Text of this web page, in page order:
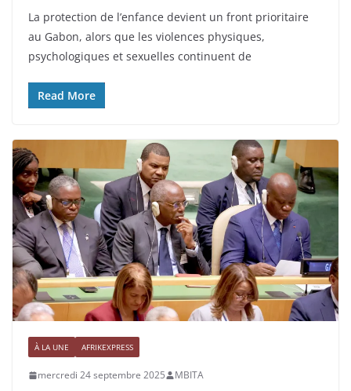
La protection de l’enfance devient un front prioritaire
au Gabon, alors que les violences physiques,
psychologiques et sexuelles continuent de
Read More
À LA UNE AFRIKEXPRESS
mercredi 24 septembre 2025 MBITA